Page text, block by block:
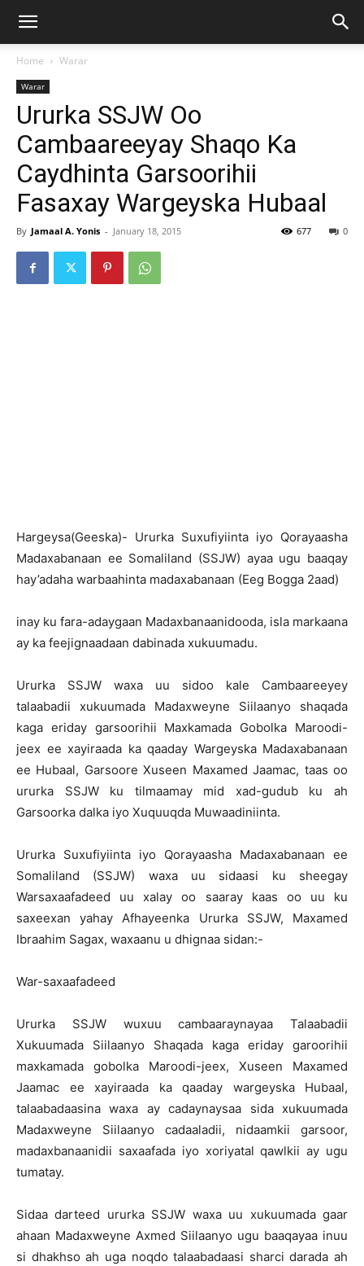
Home Warar
Warar
Ururka SSJW Oo
Cambaareeyay Shaqo Ka
Caydhinta Garsoorihii
Fasaxay Wargeyska Hubaal
By Jamaal A. Yonis - January 18, 2015 0
677
Hargeysa(Geeska)- Ururka Suxufiyiinta iyo Qorayaasha
Madaxabanaan ee Somaliland (SSJW) ayaa ugu baaqay
hay’adaha warbaahinta madaxabanaan (Eeg Bogga 2aad)
inay ku fara-adaygaan Madaxbanaanidooda, isla markaana
ay ka feejignaadaan dabinada xukuumadu.
Ururka SSJW waxa uu sidoo kale Cambaareeyey
talaabadii xukuumada Madaxweyne Siilaanyo shaqada
kaga eriday garsoorihii Maxkamada Gobolka Maroodi-
jeex ee xayiraada ka qaaday Wargeyska Madaxabanaan
ee Hubaal, Garsoore Xuseen Maxamed Jaamac, taas oo
ururka SSJW ku tilmaamay mid xad-gudub ku ah
Garsoorka dalka iyo Xuquuqda Muwaadiniinta.
Ururka Suxufiyiinta iyo Qorayaasha Madaxabanaan ee
Somaliland (SSJW) waxa uu sidaasi ku sheegay
Warsaxaafadeed uu xalay oo saaray kaas oo uu ku
saxeexan yahay Afhayeenka Ururka SSJW, Maxamed
Ibraahim Sagax, waxaanu u dhignaa sidan:-
War-saxaafadeed
Ururka SSJW wuxuu cambaaraynayaa Talaabadii
Xukuumada Siilaanyo Shaqada kaga eriday garoorihii
maxkamada gobolka Maroodi-jeex, Xuseen Maxamed
Jaamac ee xayiraada ka qaaday wargeyska Hubaal,
talaabadaasina waxa ay cadaynaysaa sida xukuumada
Madaxweyne Siilaanyo cadaaladii, nidaamkii garsoor,
madaxbanaanidii saxaafada iyo xoriyatal qawlkii ay ugu
tumatay.
Sidaa darteed ururka SSJW waxa uu xukuumada gaar
ahaan Madaxweyne Axmed Siilaanyo ugu baaqayaa inuu
si dhakhso ah uga noqdo talaabadaasi sharci darada ah